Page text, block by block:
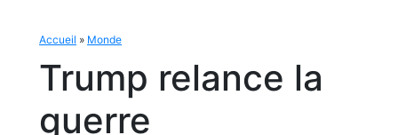
Accueil » Monde
Trump relance la
guerre